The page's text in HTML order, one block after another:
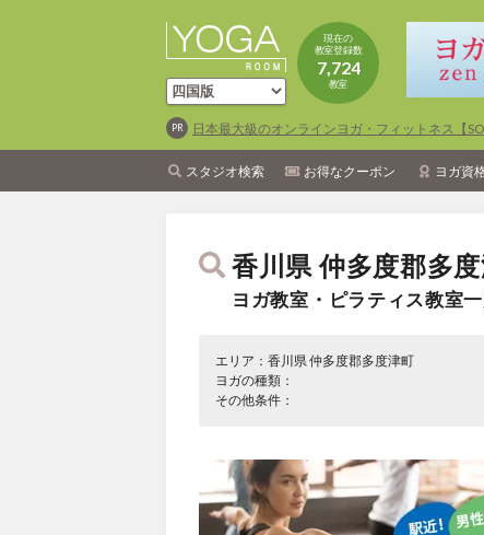
現在の
教室登録数
7,724
教室
日本最大級のオンラインヨガ・フィットネス【
スタジオ検索 お得なクーポン ヨガ資
香川県 仲多度郡多
ヨガ教室・ピラティス教室
エリア：香川県 仲多度郡多度津町
ヨガの種類：
その他条件：